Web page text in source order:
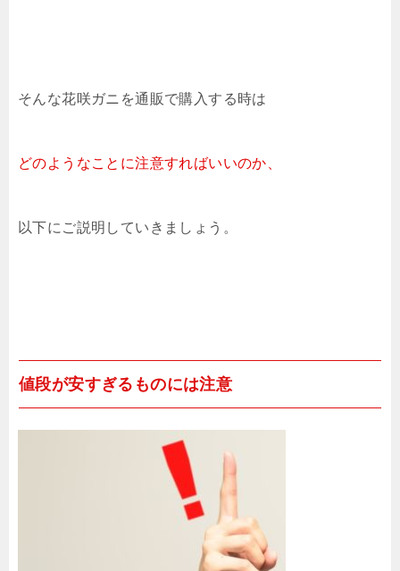
そんな花咲ガニを通販で購入する時は
どのようなことに注意すればいいのか、
以下にご説明していきましょう。
値段が安すぎるものには注意